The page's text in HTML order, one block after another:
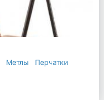
Метлы
Перчатки